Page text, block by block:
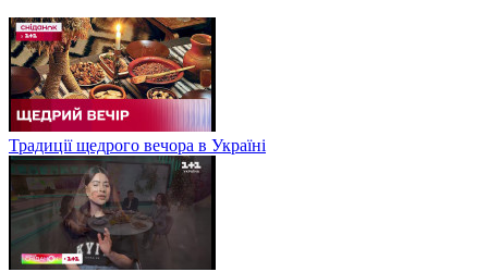
Традиції щедрого вечора в Україні